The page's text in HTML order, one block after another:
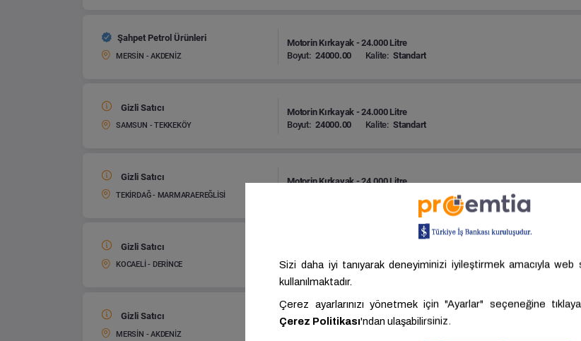
Şahpet Petrol Ürünleri
MERSİN - AKDENİZ
Motorin Kırkayak - 24.000 Litre
Boyut: 24000.00 Kalite: Standart
Gizli Satıcı
SAMSUN - TEKKEKÖY
Motorin Kırkayak - 24.000 Litre
Boyut: 24000.00 Kalite: Standart
Gizli Satıcı
TEKİRDAĞ - MARMARAEREĞLİSİ
Motorin Kırkayak - 24.000 Litre
Gizli Satıcı
KOCAELİ - DERİNCE
Boyut: 24000.00 Kalite: Standart
Gizli Satıcı
MERSİN - AKDENİZ
Motorin Kırkayak - 24.000 Litre